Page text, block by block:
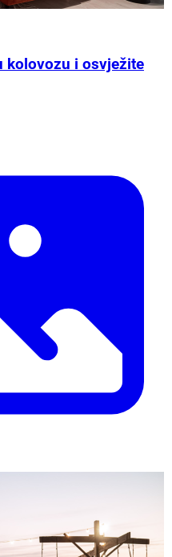
kolovozu i osvježite